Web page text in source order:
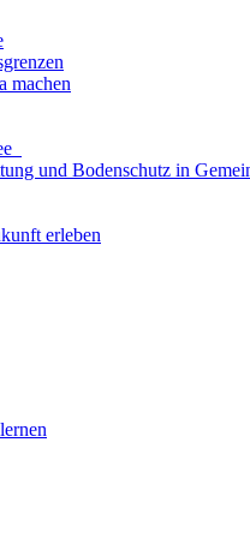
machen
und Bodenschutz in
erleben